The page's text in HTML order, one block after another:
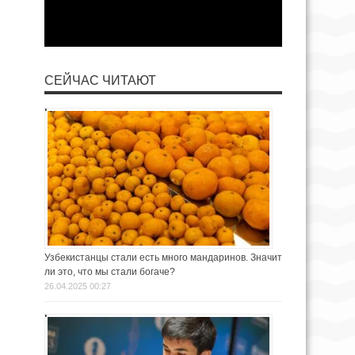
СЕЙЧАС ЧИТАЮТ
Узбекистанцы стали есть много мандаринов. Значит
ли это, что мы стали богаче?
26.04.2025 00:27